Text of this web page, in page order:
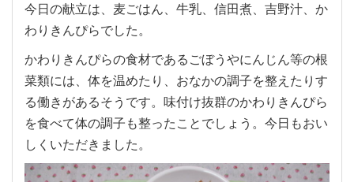
今日の献立は、麦ごはん、牛乳、信田煮、吉野汁、か
わりきんぴらでした。
かわりきんぴらの食材であるごぼうやにんじん等の根
菜類には、体を温めたり、おなかの調子を整えたりす
る働きがあるそうです。味付け抜群のかわりきんぴら
を食べて体の調子も整ったことでしょう。今日もおい
しくいただきました。